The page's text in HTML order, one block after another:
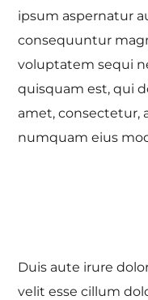
ipsum aspernatur
consequuntur
voluptatem sequi
quisquam est, qui
amet, consectetur,
numquam eius
Duis aute irure
velit esse cillum